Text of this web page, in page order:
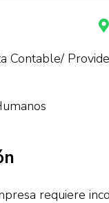
Contable/
requiere